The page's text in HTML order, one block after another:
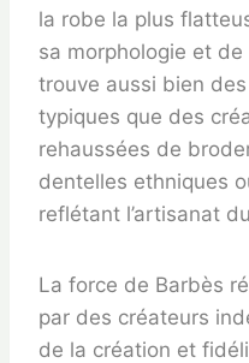
la robe la plus
sa morphologie et
trouve aussi bien
typiques que des
rehaussées de
dentelles ethniques
reflétant l’artisanat
La force de Barbès
par des créateurs
de la création et